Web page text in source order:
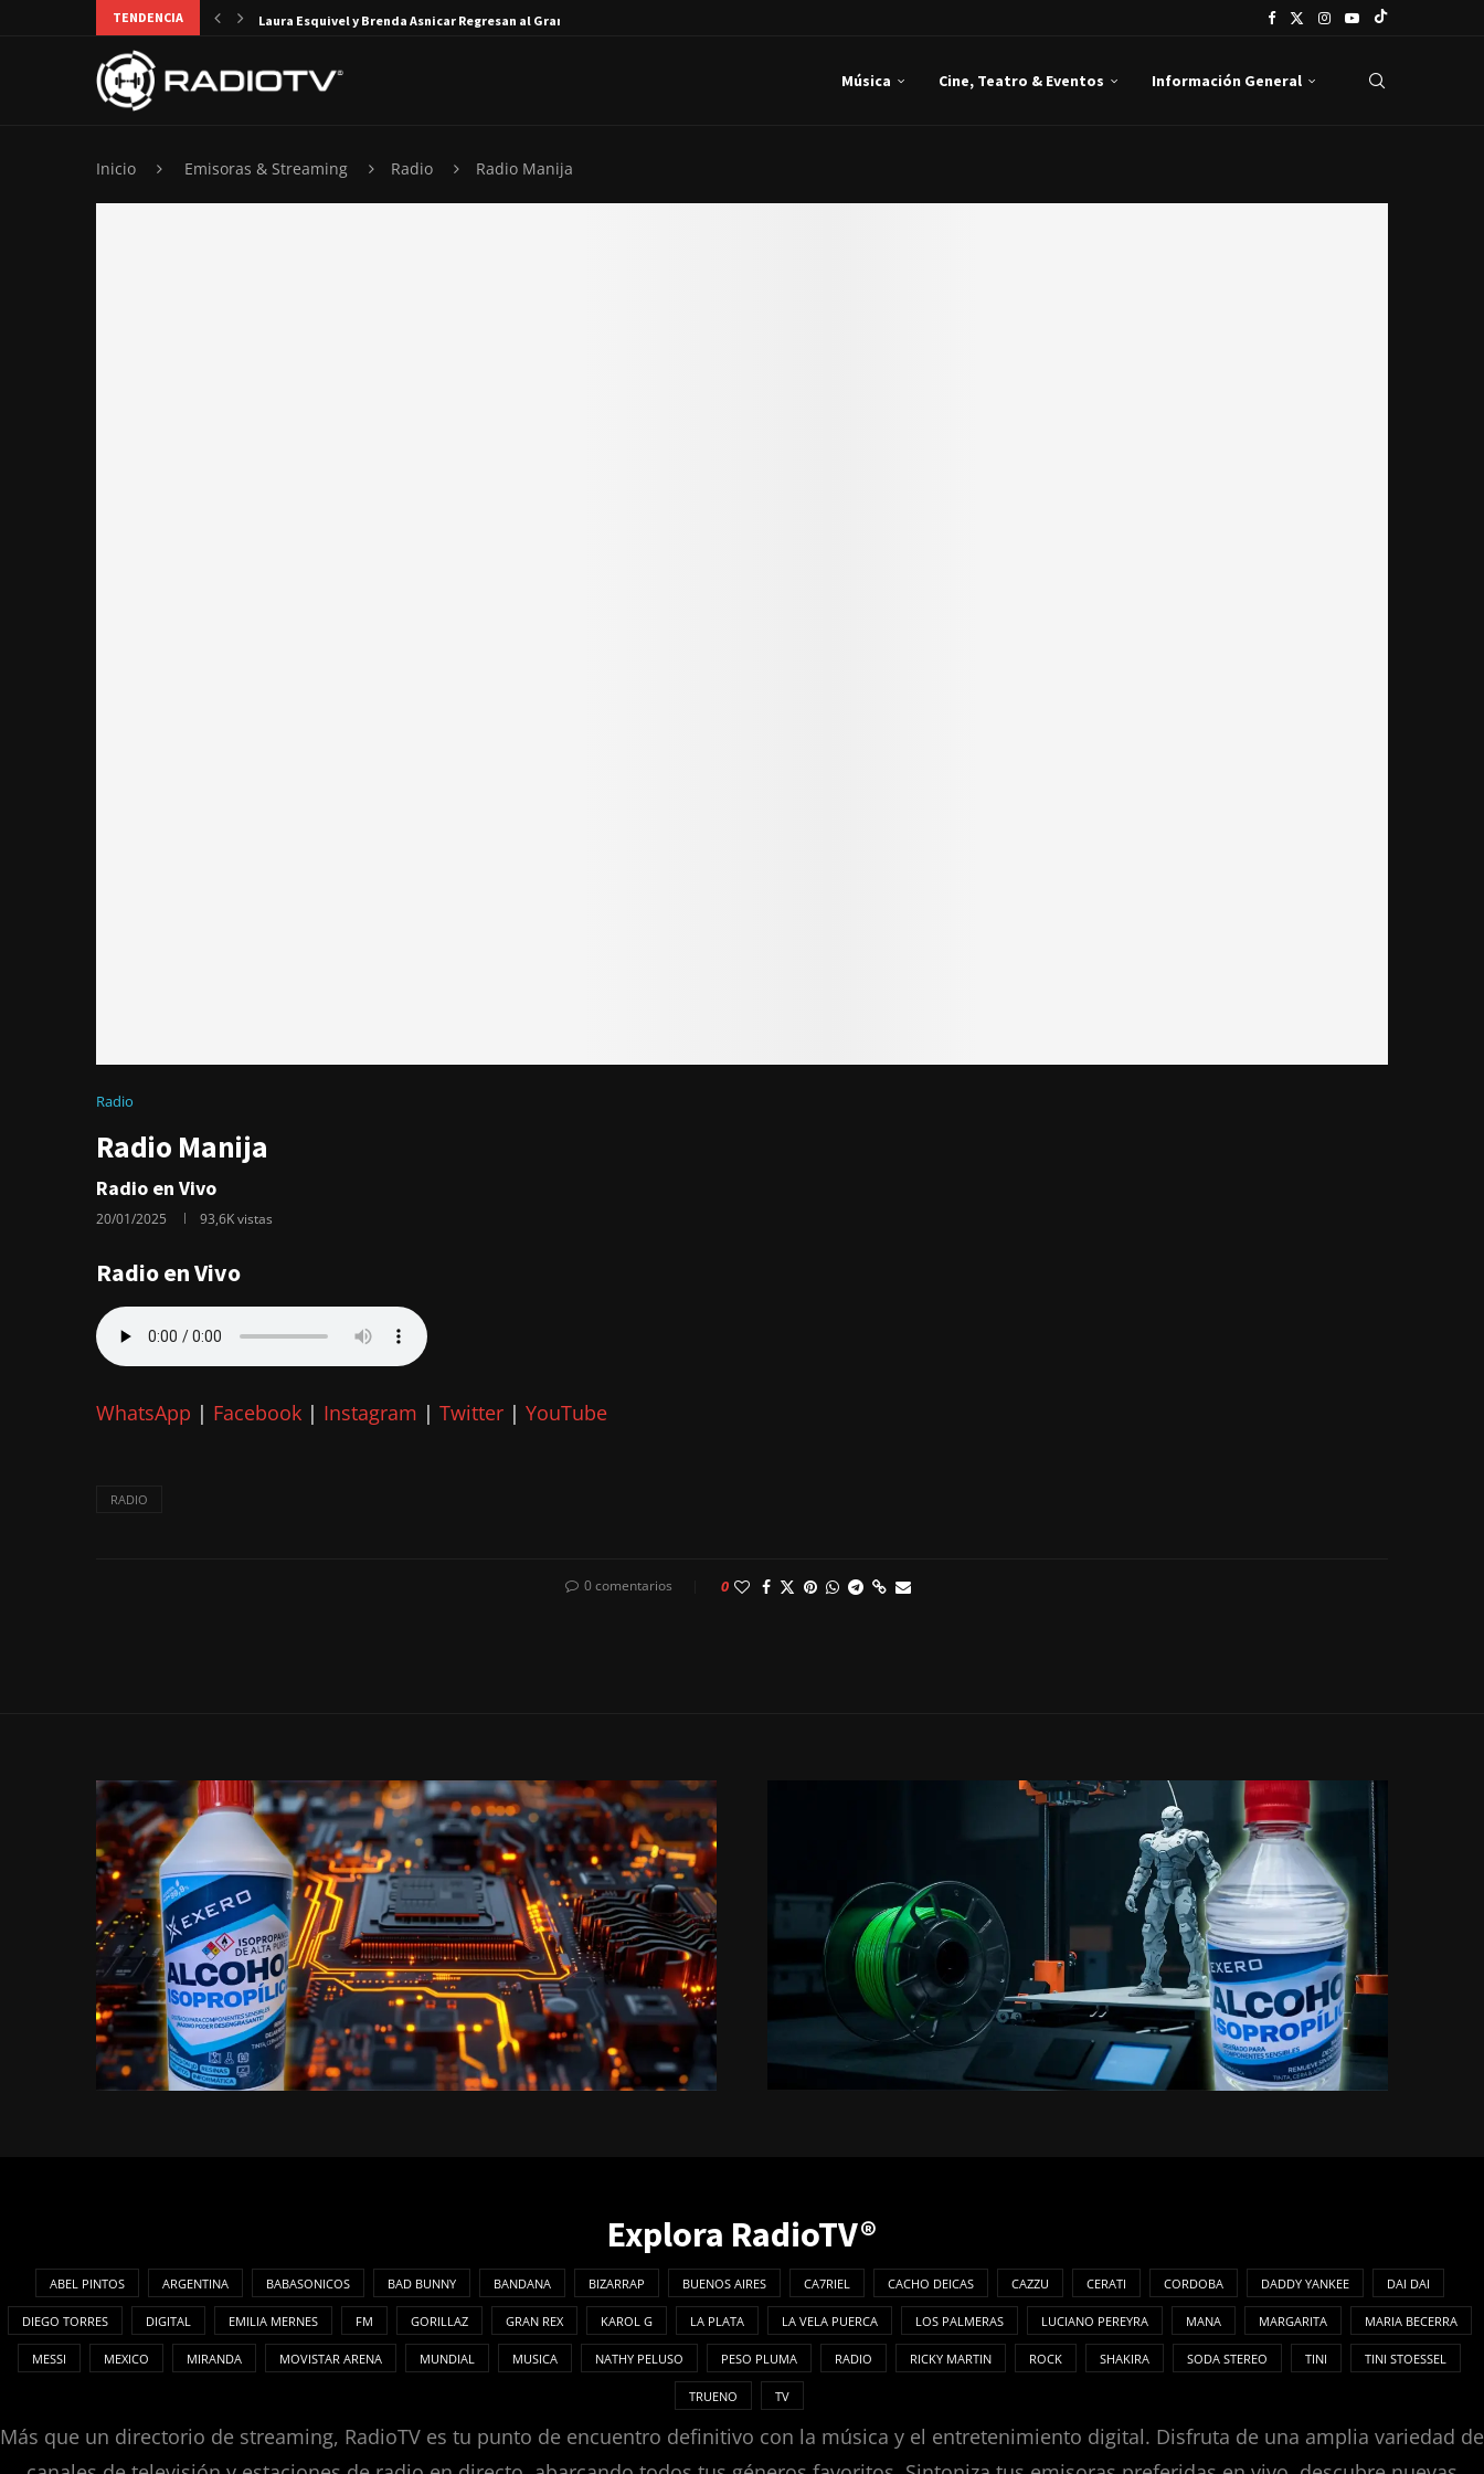
TENDENCIA Laura Esquivel y Brenda Asnicar Regresan al Gran...
Música Cine, Teatro & Eventos Información General
Inicio Emisoras & Streaming Radio Radio Manija
Radio
Radio Manija
Radio en Vivo
20/01/2025 93,6Kvistas
Radio en Vivo
WhatsApp | Facebook | Instagram | Twitter | YouTube
RADIO
0 comentarios 0
Explora RadioTV®
ABEL PINTOS ARGENTINA BABASONICOS BAD BUNNY BANDANA BIZARRAP BUENOS AIRES CA7RIEL CACHO DEICAS CAZZU CERATI CORDOBA DADDY YANKEE DAI DAI
DIEGO TORRES DIGITAL EMILIA MERNES FM GORILLAZ GRAN REX KAROL G LA PLATA LA VELA PUERCA LOS PALMERAS LUCIANO PEREYRA MANA MARGARITA MARIA BECERRA
MESSI MEXICO MIRANDA MOVISTAR ARENA MUNDIAL MUSICA NATHY PELUSO PESO PLUMA RADIO RICKY MARTIN ROCK SHAKIRA SODA STEREO TINI TINI STOESSEL
TRUENO TV
Más que un directorio de streaming, RadioTV es tu punto de encuentro definitivo con la música y el entretenimiento digital. Disfruta de una amplia variedad de